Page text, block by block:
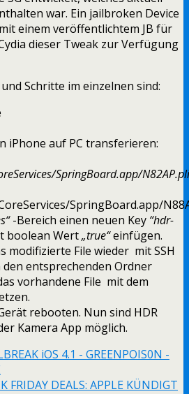
war. Ein jailbroken Device
einem veröffentlichtem JB für
dieser Tweak zur Verfügung
Schritte im einzelnen sind:
iPhone auf PC transferieren:
SpringBoard.app/
SpringBoard.app/
-Bereich einen neuen Key “hdr-
boolean Wert„true“einfügen.
modifizierte File wieder mit SSH
entsprechenden Ordner
vorhandene File mit dem
rebooten. Nun sind HDR
Kamera App möglich.
iOS 4.1 - GREENPOIS0N -
FRIDAY DEALS: APPLE KÜNDIGT